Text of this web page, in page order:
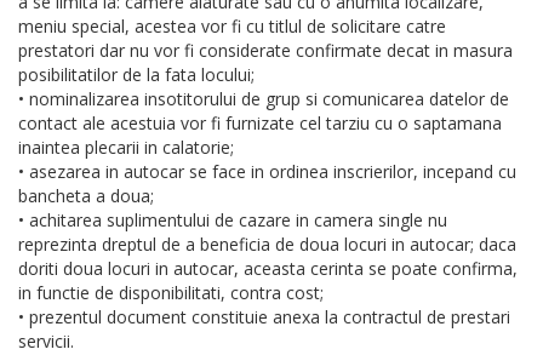
meniu special, acestea vor fi cu titlul de solicitare catre
prestatori dar nu vor fi considerate confirmate decat in masura
posibilitatilor de la fata locului;
• nominalizarea insotitorului de grup si comunicarea datelor de
contact ale acestuia vor fi furnizate cel tarziu cu o saptamana
inaintea plecarii in calatorie;
• asezarea in autocar se face in ordinea inscrierilor, incepand cu
bancheta a doua;
• achitarea suplimentului de cazare in camera single nu
reprezinta dreptul de a beneficia de doua locuri in autocar; daca
doriti doua locuri in autocar, aceasta cerinta se poate confirma,
in functie de disponibilitati, contra cost;
• prezentul document constituie anexa la contractul de prestari
servicii.